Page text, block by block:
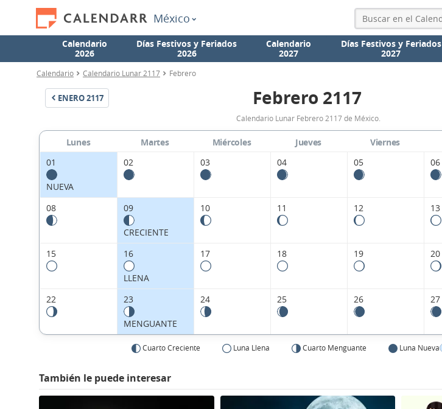
México
Calendario
2026
Días Festivos y Feriados
2026
Calendario
2027
Días Festivos y Feriados
2027
Calendario Calendario Lunar 2117 Febrero
ENERO2117
Calendario
Lunar
Febrero
México.
Febrero 2117
Calendario Lunar Febrero 2117 de México.
Lunes Martes Miércoles Jueves Viernes
01
NUEVA
02 03 04 05 06
08 09
CRECIENTE
10 11 12 13
15 16
LLENA
17 18 19 20
22 23
MENGUANTE
24 25 26 27
Cuarto Creciente Luna Llena Cuarto Menguante Luna Nueva
También le puede interesar